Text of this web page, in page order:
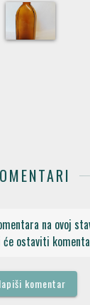
na ovoj
ostaviti
komentar